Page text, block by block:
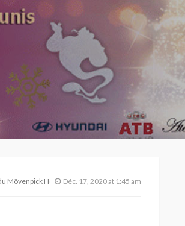
Mövenpick Hotel du Lac TunisDéc. 17, 2020 at 1:45 am